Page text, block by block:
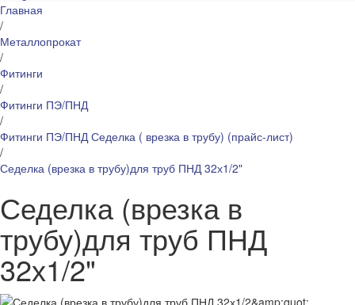
Главная
/
Металлопрокат
/
Фитинги
/
Фитинги ПЭ/ПНД
/
Фитинги ПЭ/ПНД Седелка ( врезка в трубу) (прайс-лист)
/
Седелка (врезка в трубу)для труб ПНД 32х1/2"
Седелка (врезка в
трубу)для труб ПНД
32х1/2"